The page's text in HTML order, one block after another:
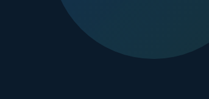
통합 관리 프로그램:
지축역과 가까워 바쁜 현대인